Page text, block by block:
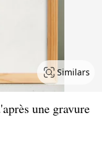
Similars
une gravure